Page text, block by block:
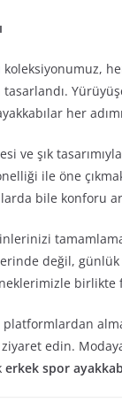
koleksiyonumuz,
her
ve şık
ile öne
bile konforu
değil,
birlikte
edin.
erkek spor